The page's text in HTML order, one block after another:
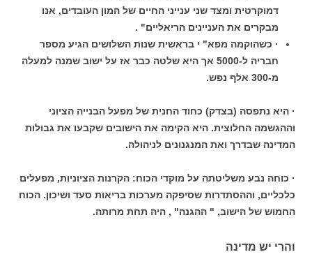
דמוקרטית ומצד שני ענייני החיים של המון העובדים, אנו
מבקרים את העניינים הריאליים" .
· כשהוקמה מפא" י בראשית שנות השלושים הגיע מספר
חבריה ל-5000 אך היא שלטה כבר אז על ישוב שמנה למעלה
מ-300 אלף נפש.
· היא נתפסה (בצדק) כחוד החנית של מפעל הבנייה הציוני
וההגשמה החלוצית. היא הקימה את הישובים שקבעו את גבולות
המדינה שבדרך ואת המנגנונים לניהולה.
· כוחה נבע משליטתה על מוקדי הכוח: הקרנות הציוניות, מפעלים
כלכליים, וההסתדרות שסיפקה מערכות בריאות סעד ושיכון. הכוח
החמוש של הישוב, " ההגנה" , היה תחת מרותה.
והרי יש מדינה